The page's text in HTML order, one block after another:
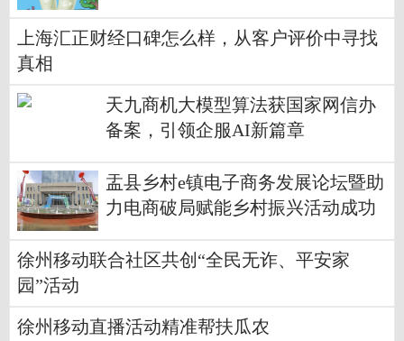
上海汇正财经口碑怎么样，从客户评价中寻找
真相
天九商机大模型算法获国家网信办
备案，引领企服AI新篇章
盂县乡村e镇电子商务发展论坛暨助
力电商破局赋能乡村振兴活动成功
徐州移动联合社区共创“全民无诈、平安家
园”活动
徐州移动直播活动精准帮扶瓜农